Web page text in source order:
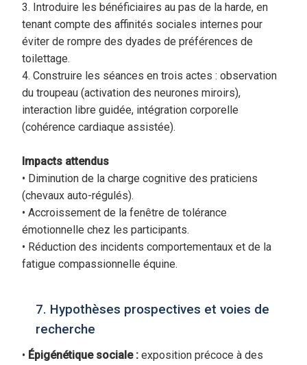
3. Introduire les bénéficiaires au pas de la harde, en
tenant compte des affinités sociales internes pour
éviter de rompre des dyades de préférences de
toilettage.
4. Construire les séances en trois actes : observation
du troupeau (activation des neurones miroirs),
interaction libre guidée, intégration corporelle
(cohérence cardiaque assistée).
Impacts attendus
• Diminution de la charge cognitive des praticiens
(chevaux auto-régulés).
• Accroissement de la fenêtre de tolérance
émotionnelle chez les participants.
• Réduction des incidents comportementaux et de la
fatigue compassionnelle équine.
7. Hypothèses prospectives et voies de
recherche
• Épigénétique sociale : exposition précoce à des